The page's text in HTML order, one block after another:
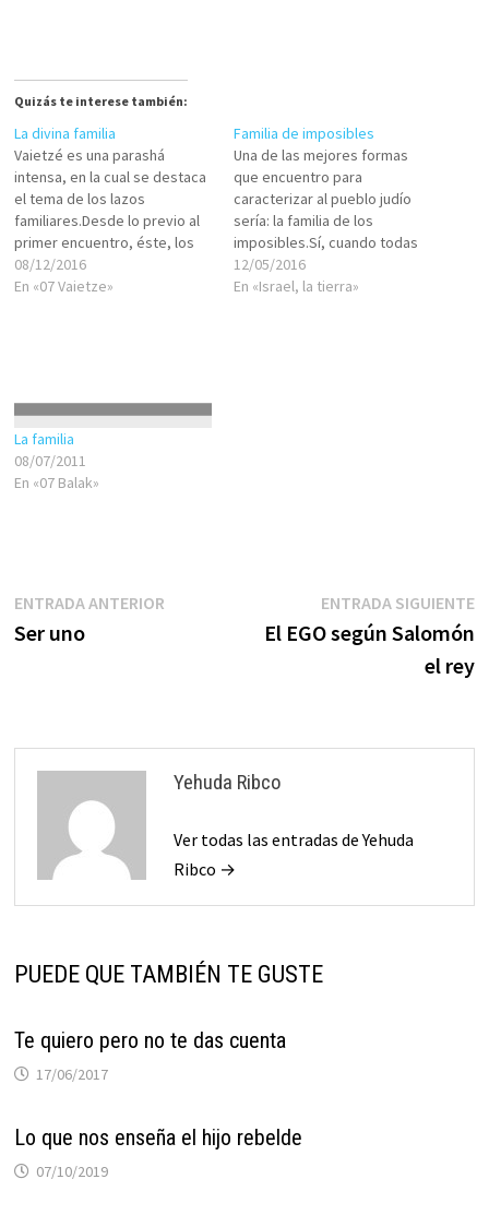
Quizás te interese también:
La divina familia
Vaietzé es una parashá
intensa, en la cual se destaca
el tema de los lazos
familiares.Desde lo previo al
primer encuentro, éste, los
primeros contactos entre los
novios y la familia, el
conyugales, la dificultad por
concebir,…
08/12/2016
En «07 Vaietze»
Familia de imposibles
Una de las mejores formas
que encuentro para
caracterizar al pueblo judío
sería: la familia de los
imposibles.Sí, cuando todas
las cartas parecen estar
jugadas y son en contra, de
12/05/2016
En «Israel, la tierra»
La familia
08/07/2011
En «07 Balak»
Navegación
de
ENTRADA ANTERIOREntrada
Ser uno
ENTRADA SIGUIENTE
El EGO según Salomón
el rey
Yehuda Ribco
Ver todas las entradas de Yehuda
Ribco →
PUEDE QUE TAMBIÉN TE GUSTE
Te quiero pero no te das cuenta
17/06/2017
Lo que nos enseña el hijo rebelde
07/10/2019